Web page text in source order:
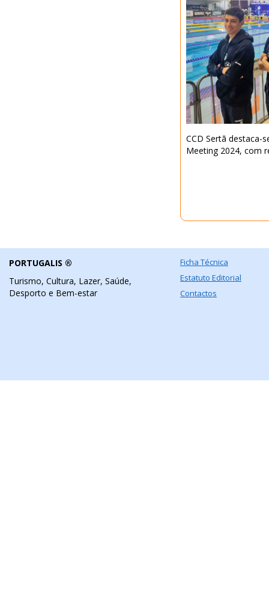
CCD Sertã destaca-
Meeting 2024, com
PORTUGALIS ®
Turismo, Cultura, Lazer, Saúde,
Desporto e Bem-estar
Ficha Técnica
Estatuto Editorial
Contactos